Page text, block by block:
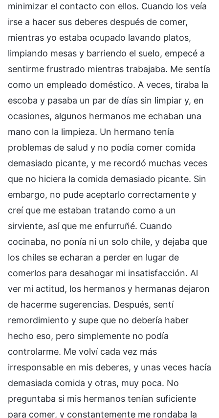
minimizar el contacto con ellos. Cuando los veía
irse a hacer sus deberes después de comer,
mientras yo estaba ocupado lavando platos,
limpiando mesas y barriendo el suelo, empecé a
sentirme frustrado mientras trabajaba. Me sentía
como un empleado doméstico. A veces, tiraba la
escoba y pasaba un par de días sin limpiar y, en
ocasiones, algunos hermanos me echaban una
mano con la limpieza. Un hermano tenía
problemas de salud y no podía comer comida
demasiado picante, y me recordó muchas veces
que no hiciera la comida demasiado picante. Sin
embargo, no pude aceptarlo correctamente y
creí que me estaban tratando como a un
sirviente, así que me enfurruñé. Cuando
cocinaba, no ponía ni un solo chile, y dejaba que
los chiles se echaran a perder en lugar de
comerlos para desahogar mi insatisfacción. Al
ver mi actitud, los hermanos y hermanas dejaron
de hacerme sugerencias. Después, sentí
remordimiento y supe que no debería haber
hecho eso, pero simplemente no podía
controlarme. Me volví cada vez más
irresponsable en mis deberes, y unas veces hacía
demasiada comida y otras, muy poca. No
preguntaba si mis hermanos tenían suficiente
para comer, y constantemente me rondaba la